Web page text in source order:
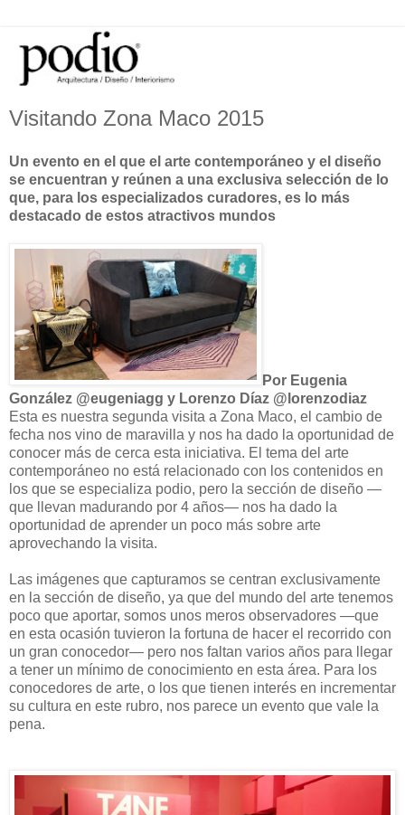
Visitando Zona Maco 2015
Un evento en el que el arte contemporáneo y el diseño
se encuentran y reúnen a una exclusiva selección de lo
que, para los especializados curadores, es lo más
destacado de estos atractivos mundos
Por Eugenia
González @eugeniagg y Lorenzo Díaz @lorenzodiaz
Esta es nuestra segunda visita a Zona Maco, el cambio de
fecha nos vino de maravilla y nos ha dado la oportunidad de
conocer más de cerca esta iniciativa. El tema del arte
contemporáneo no está relacionado con los contenidos en
los que se especializa podio, pero la sección de diseño —
que llevan madurando por 4 años— nos ha dado la
oportunidad de aprender un poco más sobre arte
aprovechando la visita.
Las imágenes que capturamos se centran exclusivamente
en la sección de diseño, ya que del mundo del arte tenemos
poco que aportar, somos unos meros observadores —que
en esta ocasión tuvieron la fortuna de hacer el recorrido con
un gran conocedor— pero nos faltan varios años para llegar
a tener un mínimo de conocimiento en esta área. Para los
conocedores de arte, o los que tienen interés en incrementar
su cultura en este rubro, nos parece un evento que vale la
pena.